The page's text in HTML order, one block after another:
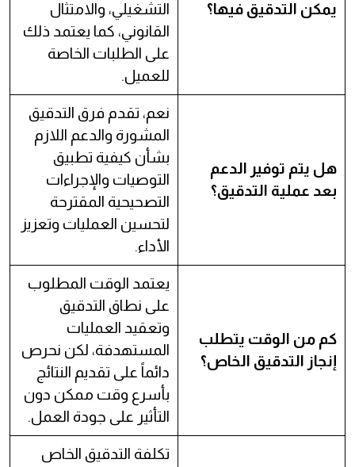
يمكن التدقيق فيها؟
التشغيلي، والامتثال
القانوني، كما يعتمد ذلك
على الطلبات الخاصة
للعميل.
هل يتم توفير الدعم
بعد عملية التدقيق؟
نعم، تقدم فرق التدقيق
المشورة والدعم اللازم
بشأن كيفية تطبيق
التوصيات والإجراءات
التصحيحية المقترحة
لتحسين العمليات وتعزيز
الأداء.
كم من الوقت يتطلب
إنجاز التدقيق الخاص؟
يعتمد الوقت المطلوب
على نطاق التدقيق
وتعقيد العمليات
المستهدفة، لكن نحرص
دائماً على تقديم النتائج
بأسرع وقت ممكن دون
التأثير على جودة العمل.
تكلفة التدقيق الخاص